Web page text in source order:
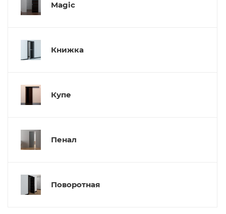
Magic
Книжка
Купе
Пенал
Поворотная